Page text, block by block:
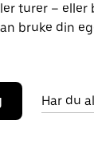
turer – eller
bruke din
Har du